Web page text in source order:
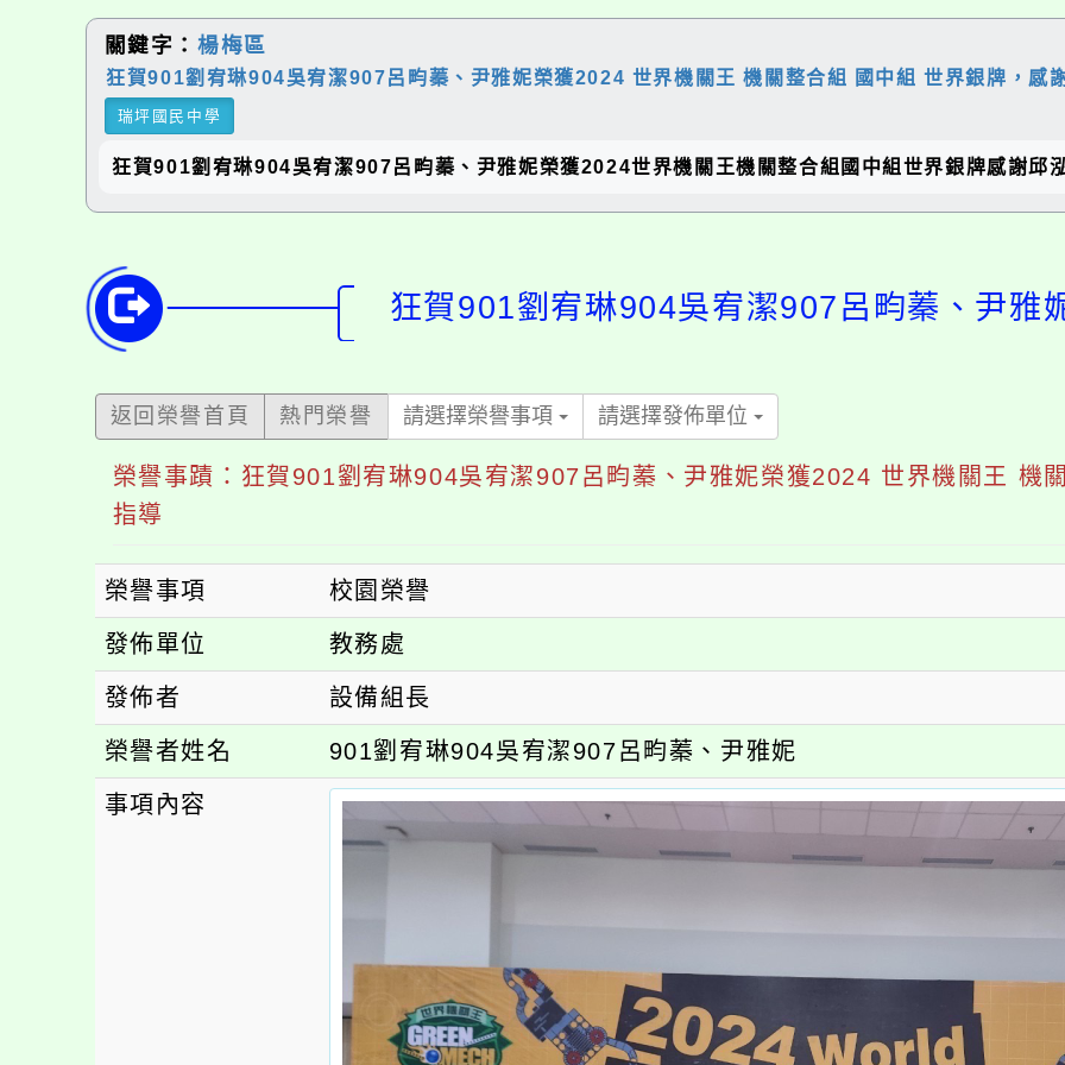
關鍵字： 楊梅區
狂賀901劉宥琳904吳宥潔907呂畇蓁、尹雅妮榮獲2024 世界機關王 機關整合組 國中組 世界銀牌，感
瑞坪國民中學
狂賀901劉宥琳904吳宥潔907呂畇蓁、尹雅妮榮獲2024世界機關王機關整合組國中組世界銀牌感謝邱
狂賀901劉宥琳904吳宥潔907呂畇蓁、尹雅
返回榮譽首頁 熱門榮譽 請選擇榮譽事項 請選擇發佈單位
榮譽事蹟：️狂賀901劉宥琳904吳宥潔907呂畇蓁、尹雅妮榮獲2024 世界機關王 機
指導️
榮譽事項 校園榮譽
發佈單位 教務處
發佈者 設備組長
榮譽者姓名 901劉宥琳904吳宥潔907呂畇蓁、尹雅妮
事項內容